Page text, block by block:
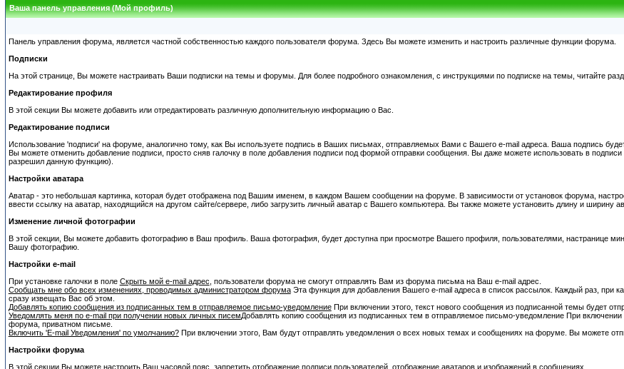
Ваша панель управления (Мой профиль)
Панель управления форума, является частной собственностью каждого пользователя форума. Здесь Вы можете изменить и настроить различные функции форума.
Подписки
На этой странице, Вы можете настраивать Ваши подписки на темы и форумы. Для более подробного ознакомления, с инструкциями по подписке на темы, читайте
Редактирование профиля
В этой секции Вы можете добавить или отредактировать различную дополнительную информацию о Вас.
Редактирование подписи
Использование 'подписи' на форуме, аналогично тому, как Вы используете подпись в Ваших письмах, отправляемых Вами с Вашего e-mail адреса. Ваша подпись
Вы можете отменить добавление подписи, просто сняв галочку в поле добавления подписи под формой отправки сообщения. Вы даже можете использовать в
разрешил данную функцию).
Настройки аватара
Аватар - это небольшая картинка, которая будет отображена под Вашим именем, в каждом Вашем сообщении на форуме. В зависимости от установок форума,
ввести ссылку на аватар, находящийся на другом сайте/сервере, либо загрузить личный аватар с Вашего компьютера. Вы также можете установить длину и ширину
Изменение личной фотографии
В этой секции, Вы можете добавить фотографию в Ваш профиль. Ваша фотография, будет доступна при просмотре Вашего профиля, пользователями, настранице
Вашу фотографию.
Настройки e-mail
При установке галочки в поле Скрыть мой e-mail адрес , пользователи форума не смогут отправлять Вам из форума письма на Ваш e-mail адрес.
Сообщать мне обо всех изменениях, проводимых администратором форумаЭта функция для добавления Вашего e-mail адреса в список рассылок. Каждый раз, при
сразу извещать Вас об этом.
Добавлять копию сообщения из подписанных тем в отправляемое письмо-уведомлениеПри включении этого, текст нового сообщения из подписанной темы будет
Уведомлять меня по e-mail при получении новых личных писемДобавлять копию сообщения из подписанных тем в отправляемое письмо-уведомление При
форума, приватном письме.
Включить 'E-mail Уведомления' по умолчанию?При включении этого, Вам будут отправлять уведомления о всех новых темах и сообщениях на форуме. Вы можете
Настройки форума
В этой секции Вы можете настроить Ваш часовой пояс, запретить отображение подписи пользователей, отображение аватаров и изображений в сообщениях.